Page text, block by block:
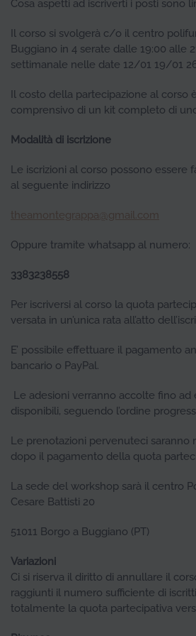
Cosa aspetti ad iscriverti i posti sono
Il corso si svolgerà c/o il centro
Buggiano in 4 serate dalle 19:00 alle
settimanale nelle date 12/01 19/01
Il costo della partecipazione al corso
comprensivo di un kit completo di
Modalità di iscrizione
Le iscrizioni al corso possono essere
al seguente indirizzo
theamontegrappa@gmail.com
Oppure tramite whatsapp al numero:
3383238558
Per iscriversi al corso la quota
versata in un’unica rata all’atto
E’ possibile effettuare il pagamento
bancario o PayPal.
Le adesioni verranno accolte fino ad
disponibili, seguendo l’ordine
Le prenotazioni pervenuteci saranno
dopo il pagamento della quota
La sede del workshop sarà il centro
Cesare Battisti 20
51011 Borgo a Buggiano (PT)
Variazioni
Ci si riserva il diritto di annullare il
raggiunti il numero sufficiente di
totalmente la quota partecipativa